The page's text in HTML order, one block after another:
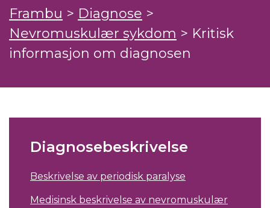
Frambu > Diagnose >
Nevromuskulær sykdom > Kritisk
informasjon om diagnosen
Diagnosebeskrivelse
Beskrivelse av periodisk paralyse
Medisinsk beskrivelse av nevromuskulær